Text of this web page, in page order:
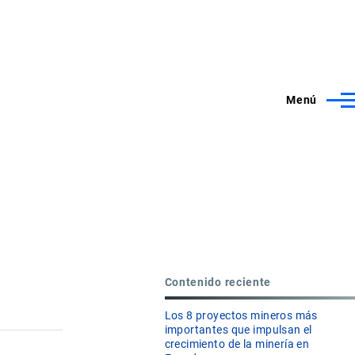
Menú
Contenido reciente
Los 8 proyectos mineros más
importantes que impulsan el
crecimiento de la minería en